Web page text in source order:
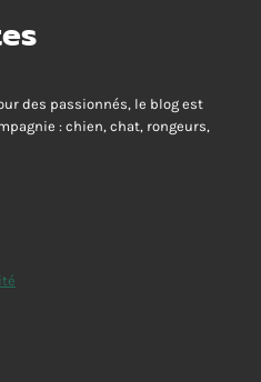
des passionnés, le blog est
: chien, chat, rongeurs,